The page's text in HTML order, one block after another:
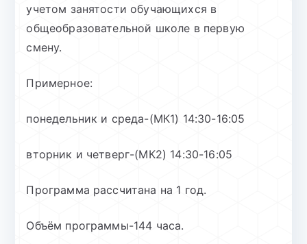
учетом занятости обучающихся в
общеобразовательной школе в первую
смену.
Примерное:
понедельник и среда-(МК1) 14:30-16:05
вторник и четверг-(МК2) 14:30-16:05
Программа рассчитана на 1 год.
Объём программы-144 часа.